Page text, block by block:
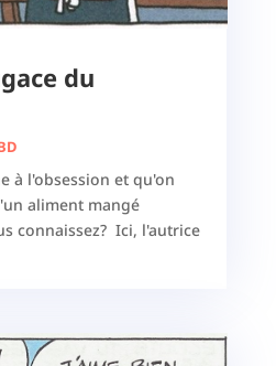
du
à l'obsession et qu'on
aliment mangé
connaissez? Ici, l'autrice